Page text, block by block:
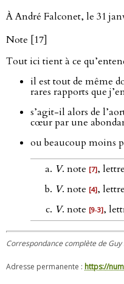
À André Falconet, le 31
Note [17]
Tout ici tient à ce
il est tout de même
rares rapports que
s’agit-il alors de
cœur par une
ou beaucoup moins
V. note [7], lettre
V. note [4], lettre
V. note [9‑3],
Correspondance complète de
Adresse permanente : https://